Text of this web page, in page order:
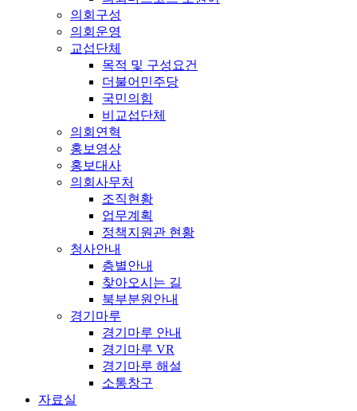
의회구성
의회운영
교섭단체
목적 및 구성요건
더불어민주당
국민의힘
비교섭단체
의회연혁
홍보영상
홍보대사
의회사무처
조직현황
업무계획
정책지원관 현황
청사안내
층별안내
찾아오시는 길
북부분원안내
경기마루
경기마루 안내
경기마루 VR
경기마루 해설
소통창구
자료실